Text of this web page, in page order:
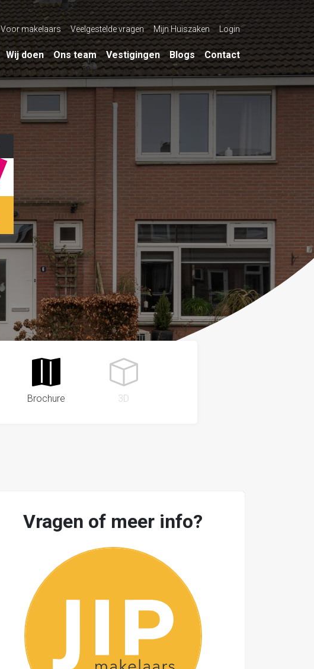
Voor makelaars Veelgestelde vragen Mijn Huiszaken Login
Wij doen Ons team Vestigingen Blogs Contact
Brochure 3D
Vragen of meer info?